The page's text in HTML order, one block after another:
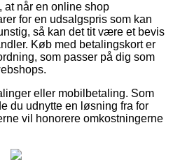
at når en online shop
for en udsalgspris som kan
så kan det tit være et bevis
Køb med betalingskort er
som passer på dig som
eller mobilbetaling. Som
du udnytte en løsning fra for
vil honorere omkostningerne